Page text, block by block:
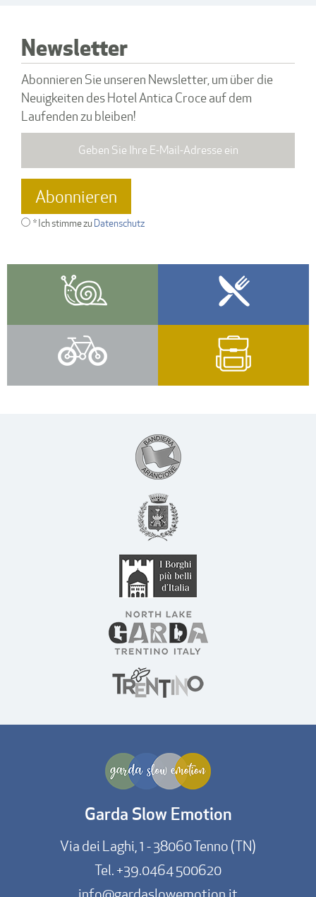
Newsletter
Abonnieren Sie unseren Newsletter, um über die
Neuigkeiten des Hotel Antica Croce auf dem
Laufenden zu bleiben!
* Ich stimme zu Datenschutz
Garda Slow Emotion
Via dei Laghi, 1 - 38060 Tenno (TN)
Tel.+39.0464 500620